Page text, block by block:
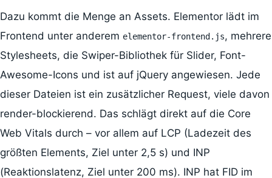
Dazu kommt die Menge an Assets. Elementor lädt im
Frontend unter anderem elementor-frontend.js, mehrere
Stylesheets, die Swiper-Bibliothek für Slider, Font-
Awesome-Icons und ist auf jQuery angewiesen. Jede
dieser Dateien ist ein zusätzlicher Request, viele davon
render-blockierend. Das schlägt direkt auf die Core
Web Vitals durch – vor allem auf LCP (Ladezeit des
größten Elements, Ziel unter 2,5 s) und INP
(Reaktionslatenz, Ziel unter 200 ms). INP hat FID im